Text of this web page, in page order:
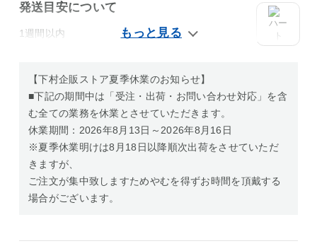
発送目安について
1週間以内
【下村企販ストア夏季休業のお知らせ】
■下記の期間中は「受注・出荷・お問い合わせ対応」を含
む全ての業務を休業とさせていただきます。
休業期間：2026年8月13日～2026年8月16日
※夏季休業明けは8月18日以降順次出荷をさせていただ
きますが、
ご注文が集中致しますためやむを得ずお時間を頂戴する
場合がございます。